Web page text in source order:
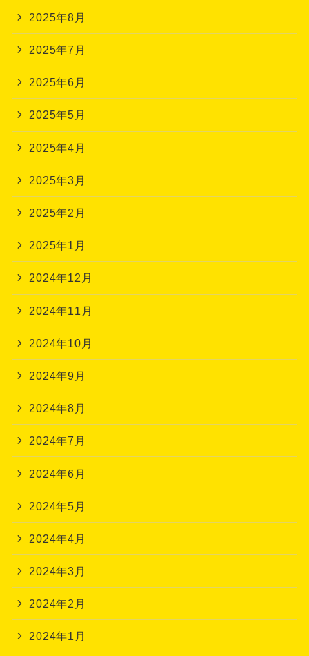
2025年8月
2025年7月
2025年6月
2025年5月
2025年4月
2025年3月
2025年2月
2025年1月
2024年12月
2024年11月
2024年10月
2024年9月
2024年8月
2024年7月
2024年6月
2024年5月
2024年4月
2024年3月
2024年2月
2024年1月